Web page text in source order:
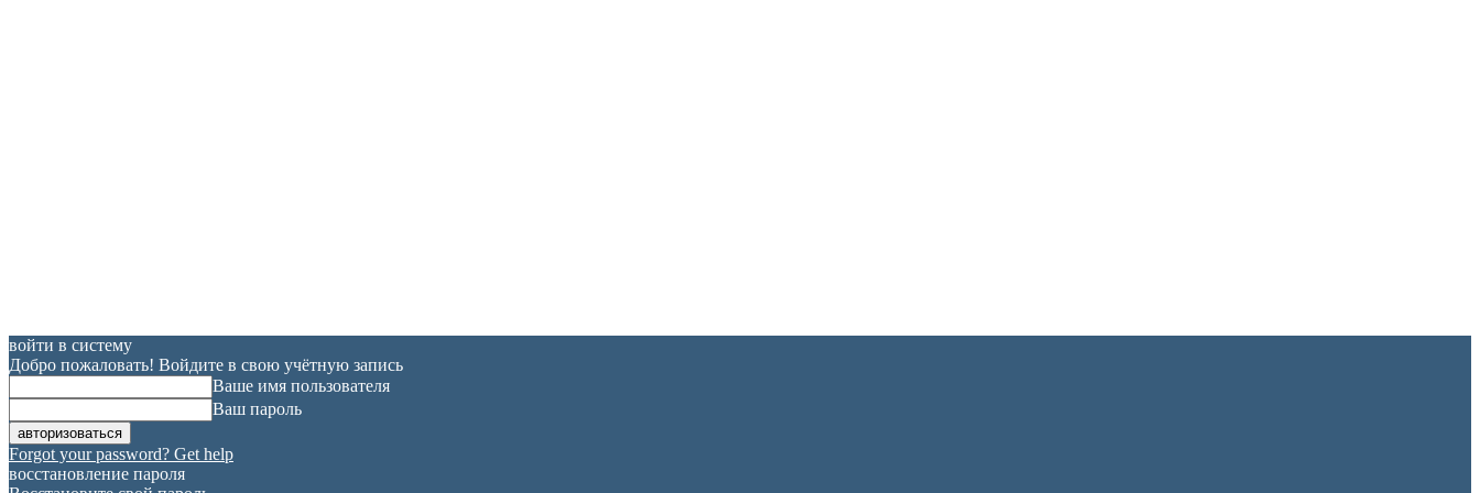
войти в систему
Добро пожаловать! Войдите в свою учётную запись
Ваше имя пользователя
Ваш пароль
Forgot your password? Get help
восстановление пароля